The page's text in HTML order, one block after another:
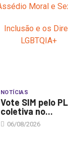
NOTÍCIAS
Vote SIM pelo
coletiva no...
06/08/2026